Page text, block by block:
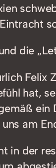
die
Felix
hat,
am
in der